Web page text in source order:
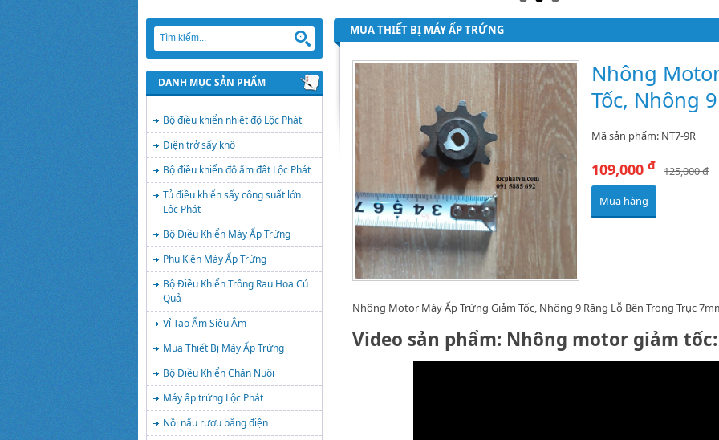
MUA THIẾT BỊ MÁY ẤP TRỨNG
Nhông
Tốc, Nhông
Mã sản phẩm: NT7-9R
109,000đ 125,000 đ
Mua hàng
Nhông Motor Máy Ấp Trứng Giảm Tốc, Nhông 9 Răng Lỗ Bên Trong Trục
Video sản phẩm: Nhông motor giảm tốc:
DANH MỤC SẢN PHẨM
Bộ điều khiển nhiệt độ Lộc Phát
Điện trở sấy khô
Bộ điều khiển độ ẩm đất Lộc Phát
Tủ điều khiển sấy công suất lớn
Lộc Phát
Bộ Điều Khiển Máy Ấp Trứng
Phụ Kiện Máy Ấp Trứng
Bộ Điều Khiển Trồng Rau Hoa Củ
Quả
Vỉ Tạo Ẩm Siêu Âm
Mua Thiết Bị Máy Ấp Trứng
Bộ Điều Khiển Chăn Nuôi
Máy ấp trứng Lộc Phát
Nồi nấu rượu bằng điện